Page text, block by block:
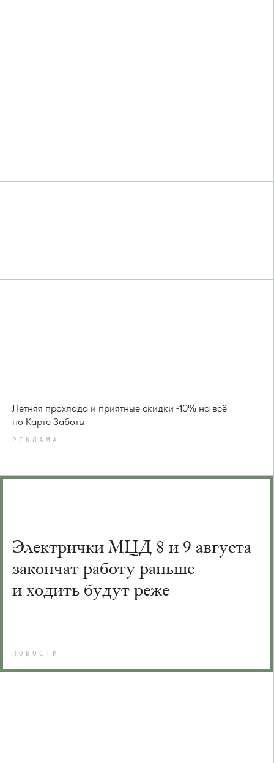
Летняя прохлада и приятные скидки -10% на всё
по Карте Заботы
РЕКЛАМА
Электрички МЦД 8 и 9 августа
закончат работу раньше
и ходить будут реже
НОВОСТИ